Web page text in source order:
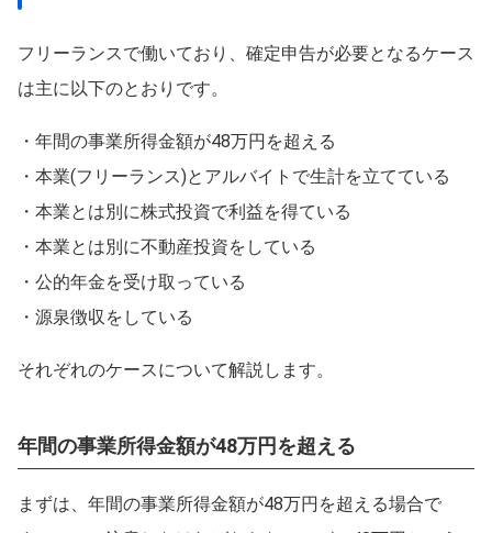
フリーランスで働いており、確定申告が必要となるケース
は主に以下のとおりです。
・年間の事業所得金額が48万円を超える
・本業(フリーランス)とアルバイトで生計を立てている
・本業とは別に株式投資で利益を得ている
・本業とは別に不動産投資をしている
・公的年金を受け取っている
・源泉徴収をしている
それぞれのケースについて解説します。
年間の事業所得金額が48万円を超える
まずは、年間の事業所得金額が48万円を超える場合で